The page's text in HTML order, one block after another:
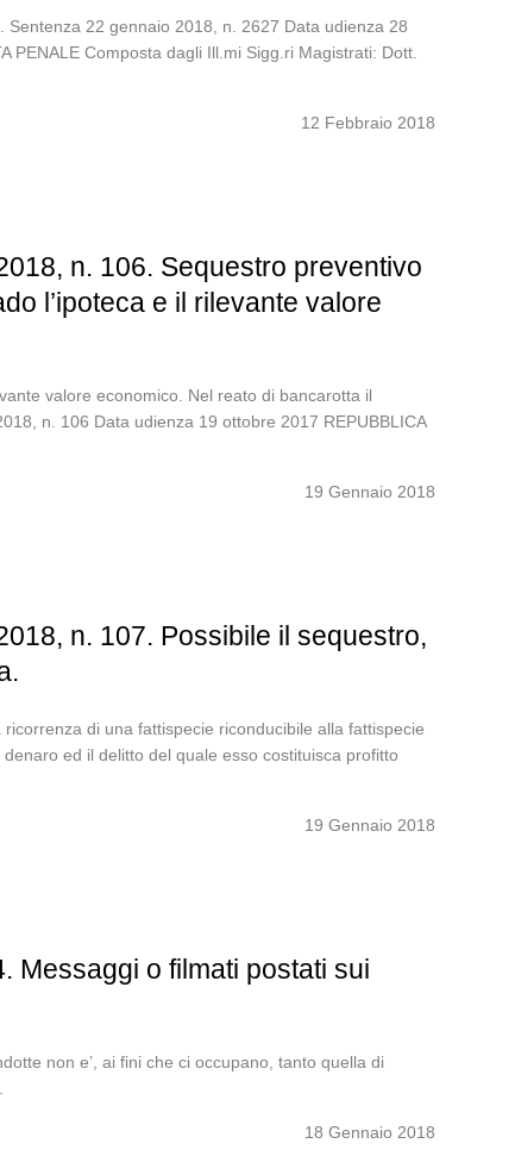
22 gennaio 2018, n. 2627 Data udienza 28
PENALE Composta dagli Ill.mi Sigg.ri Magistrati: Dott.
12 Febbraio 2018
n. 106. Sequestro preventivo
l’ipoteca e il rilevante valore
valore economico. Nel reato di bancarotta il
n. 106 Data udienza 19 ottobre 2017 REPUBBLICA
19 Gennaio 2018
n. 107. Possibile il sequestro,
di una fattispecie riconducibile alla fattispecie
ed il delitto del quale esso costituisca profitto
19 Gennaio 2018
Messaggi o filmati postati sui
non e’, ai fini che ci occupano, tanto quella di
18 Gennaio 2018